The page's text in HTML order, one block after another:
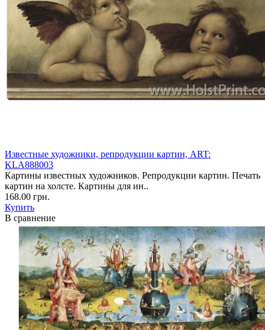
Известные художники, репродукции картин, ART:
KLA888003
Картины известных художников. Репродукции картин. Печать
картин на холсте. Картины для ин..
168.00 грн.
Купить
В сравнение